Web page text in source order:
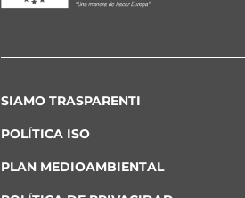
SIAMO TRASPARENTI
POLÍTICA ISO
PLAN MEDIOAMBIENTAL